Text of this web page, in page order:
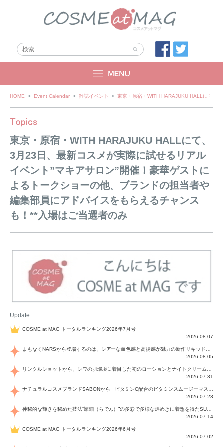
Skip
HOME > Event Calendar > 雑誌イベント > 東京・原宿・WITH HARAJUKU HALLにて、3
東京・原宿・WITH HARAJUKU HALLにて、
3月23日、最新コスメが実際に試せるリアル
イベント”マキアサロン”開催！豪華ゲストに
よるトークショーの他、ブランドの担当者や
編集部員にアドバイスをもらえるチャンス
も！**入場はご当選者のみ
Update
COSME at MAG トータルランキング2026年7月号
2026.08.07
まもなくNARSから登場するのは、シアーな血色感と高揚感が魅力の新作リキッドブラッシュ「インセイシャブル リキッドブラッシュ」と、ゴールデンアワーに染まる空にインスピレーションを得た「アフターグロー リップシャイン」の新色！夏をハックして！
2026.08.05
リンクルショットから、シワの肌環境に着目した初のローションとナイトクリームが登場！デイリーケアで、シワ特有の肌環境を改善し、シワが目立たない肌へと導きます。
2026.07.31
ナチュラルコスメブランドSABONから、ビタミンC配合のビタミンスムージーマスク「ラディアンスマスク」と、ペパーミントにオーガニックハーブを凝縮したジェルの涼感トリートメント美容液「スカルプセラム リフレッシング」が登場！日々のデイリーケアで、過酷な猛暑で疲れた肌や頭皮をサポート、心地よくリフレッシュし、優しく肌を整えます。
2026.07.23
神秘的な輝きを秘めた技法“螺鈿（らでん）”の多彩で多様な煌めきに着想を得たSUQQUの2026 秋 カラーコレクションから登場するのは、艶然と輝くアイシャドウや偏光パールを配したフェイスカラー、繊細なパールの煌めくネイル、そしてそれらを際立てる“朧げな艶”を秘めた新リクイドリップ「ブラー リクイド リップ」。強さを秘めたまろやかな洗練の表情に。
2026.07.14
COSME at MAG トータルランキング2026年6月号
2026.07.02